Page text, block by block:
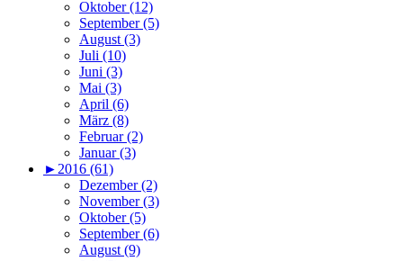
Oktober (12)
September (5)
August (3)
Juli (10)
Juni (3)
Mai (3)
April (6)
März (8)
Februar (2)
Januar (3)
► 2016 (61)
Dezember (2)
November (3)
Oktober (5)
September (6)
August (9)